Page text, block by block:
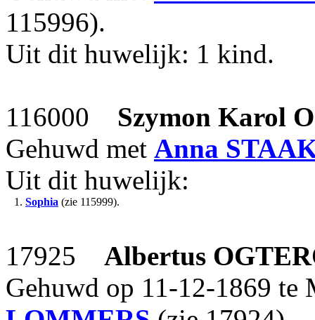
115996).
Uit dit huwelijk: 1 kind.
116000 Szymon Karol
Gehuwd met Anna
Uit dit huwelijk:
1. Sophia (zie 115999).
17925 Albertus
Gehuwd op 11-12-1869 te